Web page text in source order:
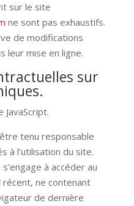
sur le site
ne sont pas exhaustifs.
de modifications
leur mise en ligne.
sur
tenu responsable
à l’utilisation du site.
à accéder au
ne contenant
de dernière